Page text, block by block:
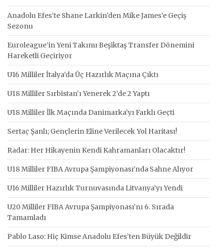
Anadolu Efes’te Shane Larkin’den Mike James’e Geçiş
Sezonu
Euroleague’in Yeni Takımı Beşiktaş Transfer Dönemini
Hareketli Geçiriyor
U16 Milliler İtalya’da Üç Hazırlık Maçına Çıktı
U18 Milliler Sırbistan’ı Yenerek 2’de 2 Yaptı
U18 Milliler İlk Maçında Danimarka’yı Farklı Geçti
Sertaç Şanlı; Gençlerin Eline Verilecek Yol Haritası!
Radar: Her Hikayenin Kendi Kahramanları Olacaktır!
U18 Milliler FIBA Avrupa Şampiyonası’nda Sahne Alıyor
U16 Milliler Hazırlık Turnuvasında Litvanya’yı Yendi
U20 Milliler FIBA Avrupa Şampiyonası’nı 6. Sırada
Tamamladı
Pablo Laso: Hiç Kimse Anadolu Efes’ten Büyük Değildir